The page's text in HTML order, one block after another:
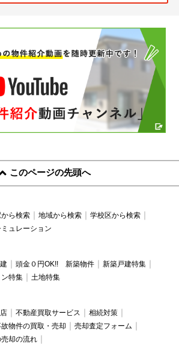
このページの先頭へ
ら検索 地域から検索
学校区から検索
ュレーション
頭金０円OK!! 新築物件
新築戸建特集
特集 土地特集
不動産買取サービス
相続対策
物件の買取・売却
売却査定フォーム
却の流れ